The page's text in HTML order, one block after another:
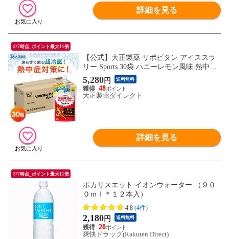
詳細を見る
8/7時点_ポイント最大11倍
【公式】大正製薬 リポビタン アイススラ
リー Sports 30袋 ハニーレモン風味 熱中症
対策 飲み物 スポーツ ドリンク スポドリ
冷凍 クエン酸 スポーツ飲料 アイス 栄養補
給 水分補給 ランニング マラソン 駅伝 凍
5,280円 送料無料
48
大正製薬ダイレクト
詳細を見る
8/7時点_ポイント最大11倍
ポカリスエット イオンウォーター （９０
０ｍｌ＊１２本入）
4.8 (4件)
2,180円 送料無料
20
爽快ドラッグ(Rakuten Direct)